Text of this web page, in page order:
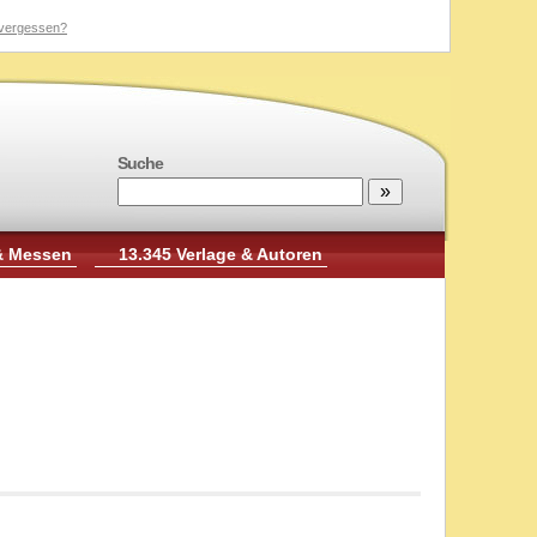
Suche
Messen 13.345 Verlage & Autoren